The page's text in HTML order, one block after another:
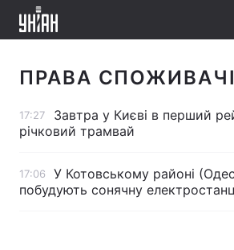
ПРАВА
17:27
Завтра у Києві в перший
річковий трамвай
17:06
У Котовському районі
побудують сонячну